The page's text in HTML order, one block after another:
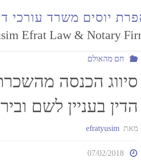
פרת יוסים משרד עורכי ד
Efrat Law & Notary
חם מהאולם
סיווג הכנסה
הדין בעניין לשם
מאת efratyusim
07/02/2018